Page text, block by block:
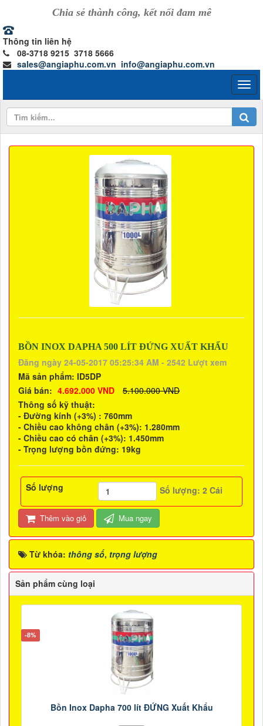
Chia sẻ thành công, kết nối đam mê
Thông tin liên hệ
08-3718 9215 3718 5666
sales@angiaphu.com.vn info@angiaphu.com.vn
BỒN INOX DAPHA 500 LÍT ĐỨNG XUẤT KHẨU
Đăng ngày 24-05-2017 05:25:34 AM - 2542 Lượt xem
Mã sản phẩm: ID5DP
Giá bán: 4.692.000 VND
5.100.000 VND
Thông số kỹ thuật:
- Đường kính (+3%) : 760mm
- Chiều cao không chân (+3%): 1.280mm
- Chiều cao có chân (+3%): 1.450mm
- Trọng lượng bồn đứng: 19kg
Số lượng Số lượng:2 Cái
Thêm vào giỏ Mua ngay
Từ khóa: thông số, trọng lượng
Sản phẩm cùng loại
-8%
Bồn Inox Dapha 700 lít ĐỨNG Xuất Khẩu